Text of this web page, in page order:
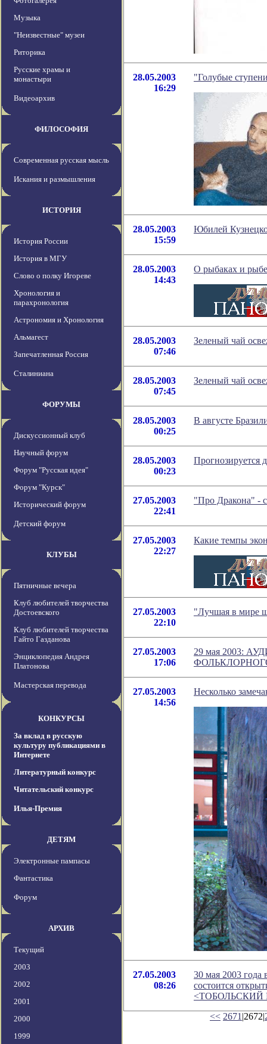
Музыка
"Неизвестные" музеи
Риторика
Русские храмы и
монастыри
Видеоархив
ФИЛОСОФИЯ
Современная русская мысль
Искания и размышления
ИСТОРИЯ
История России
История в МГУ
Слово о полку Игореве
Хронология и
парахронология
Астрономия и Хронология
Альмагест
Запечатленная Россия
Сталиниана
ФОРУМЫ
Дискуссионный клуб
Научный форум
Форум "Русская идея"
Форум "Курск"
Исторический форум
Детский форум
КЛУБЫ
Пятничные вечера
Клуб любителей творчества
Достоевского
Клуб любителей творчества
Гайто Газданова
Энциклопедия Андрея
Платонова
Мастерская перевода
КОНКУРСЫ
За вклад в русскую
культуру публикациями в
Интернете
Литературный конкурс
Читательский конкурс
Илья-Премия
ДЕТЯМ
Электронные пампасы
Фантастика
Форум
АРХИВ
Текущий
2003
2002
2001
2000
1999
28.05.2003
16:29
"Голубые
28.05.2003
15:59
Юбилей
28.05.2003
14:43
О рыбаках и рыбе
28.05.2003
07:46
Зеленый чай
28.05.2003
07:45
Зеленый чай
28.05.2003
00:25
В августе
28.05.2003
00:23
Прогнозируется
27.05.2003
22:41
"Про Дракона" -
27.05.2003
22:27
Какие темпы
27.05.2003
22:10
"Лучшая в мире
27.05.2003
17:06
29 мая 2003:
27.05.2003
14:56
Несколько
27.05.2003
08:26
30 мая 2003 года
состоится
<< 2671 |2672|